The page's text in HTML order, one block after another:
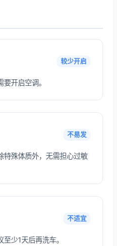
较少开启
开启空调。
不易发
特殊体质外，无需担心过敏
不适宜
少1天后再洗车。